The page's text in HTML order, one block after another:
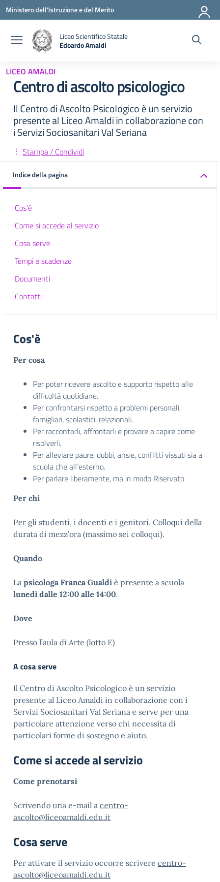
Vai ai contenuti
Vai al menu di navigazione
Vai al footer
Ministero dell'Istruzione e del Merito
Liceo Scientifico Statale
Edoardo Amaldi
LICEO AMALDI
Centro di ascolto psicologico
Il Centro di Ascolto Psicologico è un servizio
presente al Liceo Amaldi in collaborazione con
i Servizi Sociosanitari Val Seriana
Stampa / Condividi
Indice della pagina
Cos'è
Come si accede al servizio
Cosa serve
Tempi e scadenze
Documenti
Contatti
Cos'è
Per cosa
Per poter ricevere ascolto e supporto rispetto alle
difficoltà quotidiane.
Per confrontarsi rispetto a problemi personali,
famigliari, scolastici, relazionali.
Per raccontarli, affrontarli e provare a capire come
risolverli.
Per alleviare paure, dubbi, ansie, conflitti vissuti sia a
scuola che all’esterno.
Per parlare liberamente, ma in modo Riservato
Per chi
Per gli studenti, i docenti e i genitori. Colloqui della
durata di mezz’ora (massimo sei colloqui).
Quando
La psicologa Franca Gualdi è presente a scuola
lunedì dalle 12:00 alle 14:00.
Dove
Presso l’aula di Arte (lotto E)
A cosa serve
Il Centro di Ascolto Psicologico è un servizio
presente al Liceo Amaldi in collaborazione con i
Servizi Sociosanitari Val Seriana e serve per una
particolare attenzione verso chi necessita di
particolari forme di sostegno e aiuto.
Come si accede al servizio
Come prenotarsi
Scrivendo una e-mail a centro-
ascolto@liceoamaldi.edu.it
Cosa serve
Per attivare il servizio occorre scrivere centro-
ascolto@liceoamaldi.edu.it